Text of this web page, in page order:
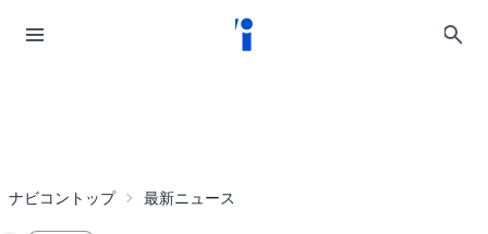
ナビコントップ 最新ニュース